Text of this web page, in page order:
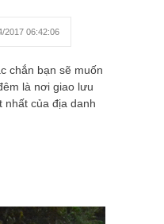
2017 06:42:06
chắn bạn sẽ muốn
là nơi giao lưu
nhất của địa danh